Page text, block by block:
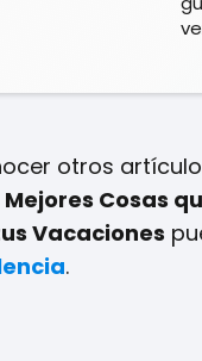
otros
Cosas
Vacaciones
.